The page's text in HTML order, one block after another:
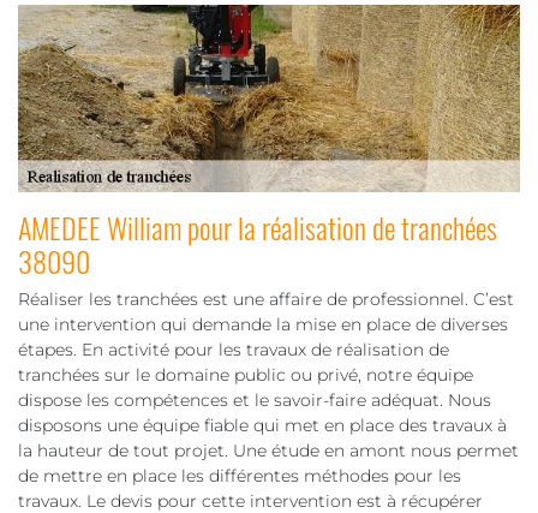
AMEDEE William pour la réalisation de tranchées
38090
Réaliser les tranchées est une affaire de professionnel. C’est
une intervention qui demande la mise en place de diverses
étapes. En activité pour les travaux de réalisation de
tranchées sur le domaine public ou privé, notre équipe
dispose les compétences et le savoir-faire adéquat. Nous
disposons une équipe fiable qui met en place des travaux à
la hauteur de tout projet. Une étude en amont nous permet
de mettre en place les différentes méthodes pour les
travaux. Le devis pour cette intervention est à récupérer